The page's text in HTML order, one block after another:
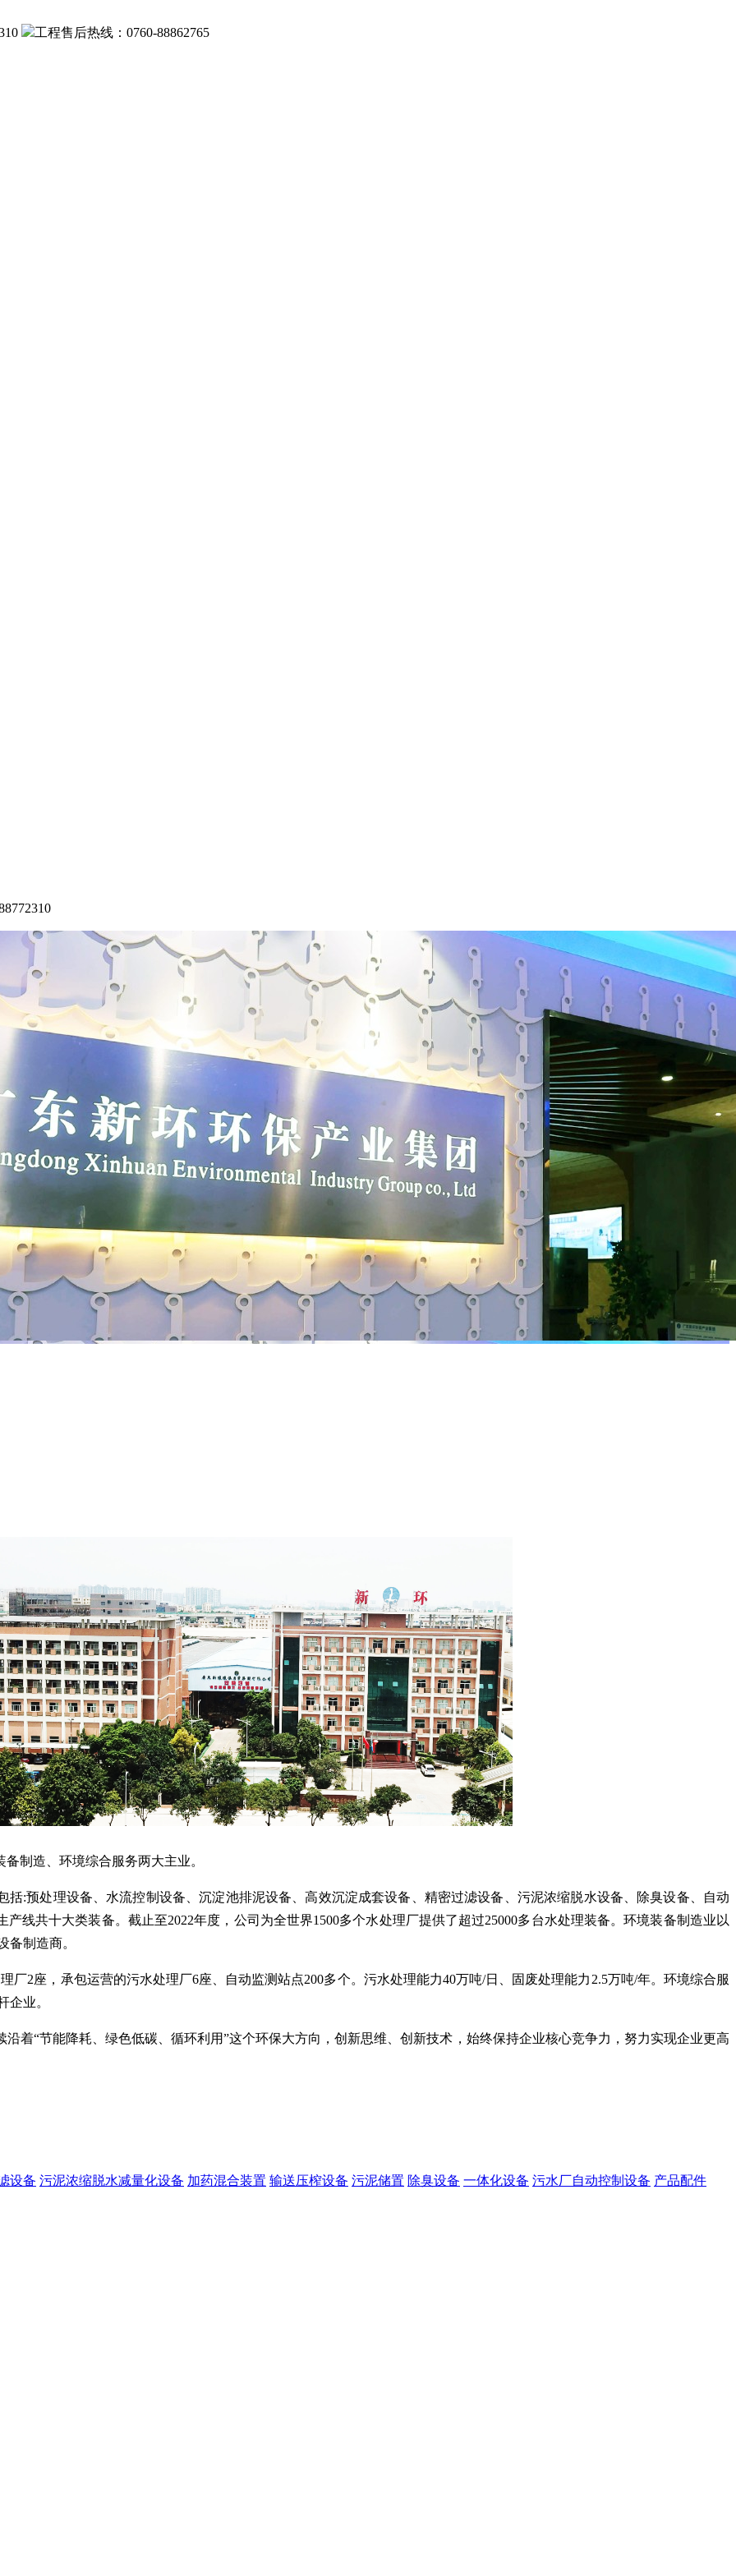
工程售后热线：0760-88862765
制造、环境综合服务两大主业。
:预处理设备、水流控制设备、沉淀池排泥设备、高效沉淀成套设备、精密过滤设备、污泥浓缩脱水设备、除臭设备、自动
线共十大类装备。截止至2022年度，公司为全世界1500多个水处理厂提供了超过25000多台水处理装备。环境装备制造业以
备制造商。
厂2座，承包运营的污水处理厂6座、自动监测站点200多个。污水处理能力40万吨/日、固废处理能力2.5万吨/年。环境综合服
企业。
着“节能降耗、绿色低碳、循环利用”这个环保大方向，创新思维、创新技术，始终保持企业核心竞争力，努力实现企业更高
设备 污泥浓缩脱水减量化设备 加药混合装置 输送压榨设备 污泥储置 除臭设备 一体化设备 污水厂自动控制设备 产品配件